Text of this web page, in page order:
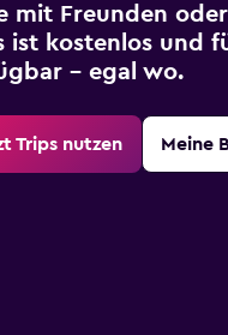
mit Freunden
ist kostenlos und
– egal wo.
Trips nutzen Meine